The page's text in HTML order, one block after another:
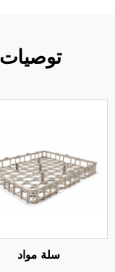
توصيات
سلة مواد